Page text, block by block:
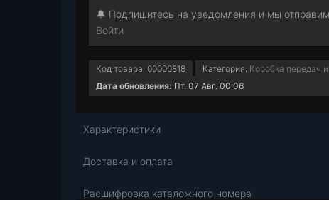
🔔 Подпишитесь на уведомления и мы
Войти
Код товара: 00000818 Категория: Коробка передач
Дата обновления: Пт, 07 Авг. 00:06
Характеристики
Доставка и оплата
Расшифровка каталожного номера